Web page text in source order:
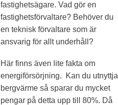
fastighetsägare. Vad gör en
fastighetsförvaltare? Behöver du
en teknisk förvaltare som är
ansvarig för allt underhåll?
Här finns även lite fakta om
energiförsörjning. Kan du utnyttja
bergvärme så sparar du mycket
pengar på detta upp till 80%. Då